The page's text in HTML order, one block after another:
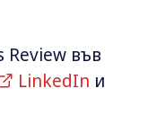
Review във
LinkedIn и